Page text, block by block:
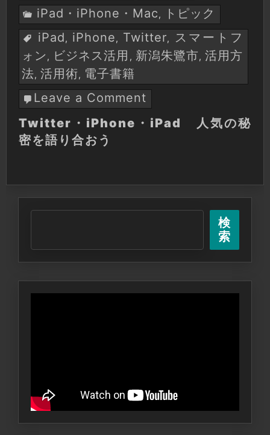
ゲ
ス
ト：
津
田
介
4
月
iPad・iPhone・Mac,
トピック
iPad, iPhone, Twitter,
スマートフ
ォン , ビジネス活用 , 新潟朱鷺市, 活用方
法, 活用術, 電子書籍
Leave a Comment
Twitter・
iPhone・
の
秘
密
お
Twitter・iPhone・iPad 人気の秘
密を語り合おう
検
索